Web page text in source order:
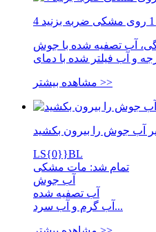
آب تصفیه شده با جوش
مشاهده بیشتر >>
آب جوش را بیرون بکشید
LS{0}}BL
تمام شد: مات مشکی
آب جوش
آب تصفیه شده
آب گرم و آب سرد...